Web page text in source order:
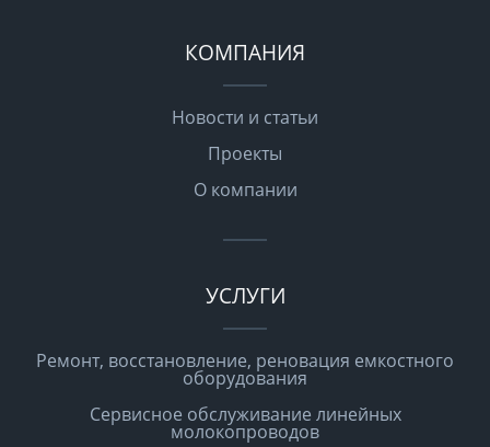
КОМПАНИЯ
Новости и статьи
Проекты
О компании
УСЛУГИ
Ремонт, восстановление, реновация емкостного
оборудования
Сервисное обслуживание линейных
молокопроводов